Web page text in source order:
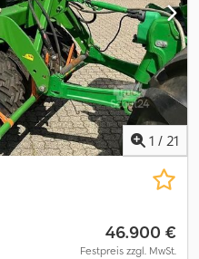
1 / 21
46.900 €
Festpreis zzgl. MwSt.